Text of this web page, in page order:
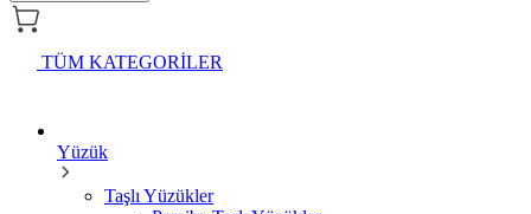
TÜM KATEGORİLER
Yüzük
Taşlı Yüzükler